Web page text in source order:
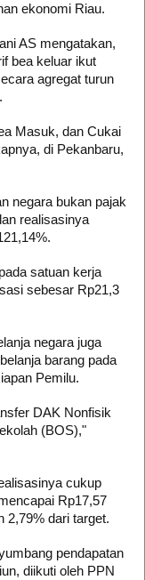
ekonomi Riau.
AS mengatakan,
bea keluar ikut
agregat turun
Masuk, dan Cukai
di Pekanbaru,
negara bukan pajak
realisasinya
satuan kerja
sebesar Rp21,3
negara juga
barang pada
Pemilu.
DAK Nonfisik
(BOS),"
cukup
Rp17,57
2,79% dari target.
pendapatan
diikuti oleh PPN